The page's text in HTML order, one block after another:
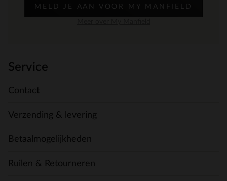
MELD JE AAN VOOR MY MANFIELD
Service
Contact
Verzending & levering
Betaalmogelijkheden
Ruilen & Retourneren